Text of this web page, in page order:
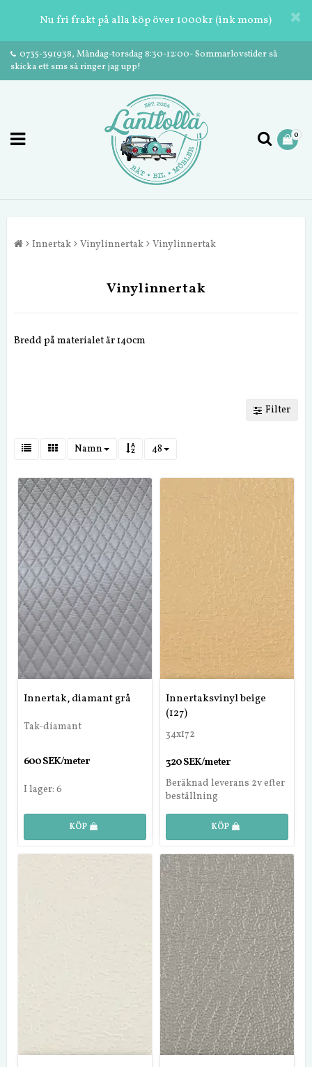
Nu fri frakt på alla köp över 1000kr (ink moms)
0735-391938, Måndag-torsdag 8:30-12:00- Sommarlovstider så
skicka ett sms så ringer jag upp!
0
Innertak Vinylinnertak Vinylinnertak
Vinylinnertak
Bredd på materialet är 140cm
Filter
Namn 48
Innertak, diamant grå
Tak-diamant
600 SEK/meter
I lager: 6
KÖP
Innertaksvinyl beige
(127)
34x172
320 SEK/meter
Beräknad leverans 2v efter
beställning
KÖP